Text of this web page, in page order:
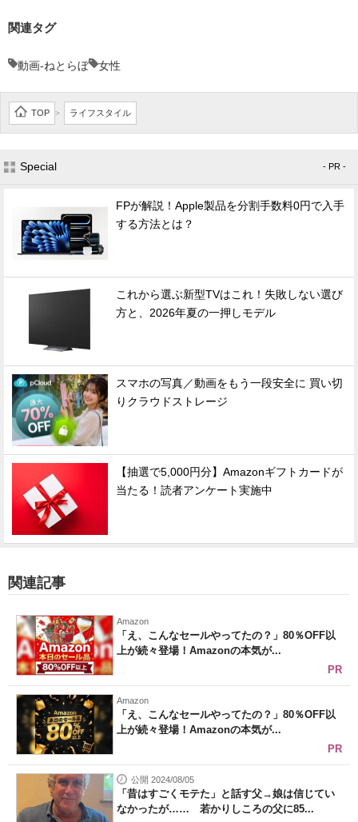
関連タグ
動画-ねとらぼ 女性
TOP > ライフスタイル
Special - PR -
FPが解説！Apple製品を分割手数料0円で入手
する方法とは？
これから選ぶ新型TVはこれ！失敗しない選び
方と、2026年夏の一押しモデル
スマホの写真／動画をもう一段安全に 買い切
りクラウドストレージ
【抽選で5,000円分】Amazonギフトカードが
当たる！読者アンケート実施中
関連記事
Amazon
「え、こんなセールやってたの？」80％OFF以
上が続々登場！Amazonの本気が...
PR
Amazon
「え、こんなセールやってたの？」80％OFF以
上が続々登場！Amazonの本気が...
PR
公開 2024/08/05
「昔はすごくモテた」と話す父→娘は信じてい
なかったが…… 若かりしころの父に85...